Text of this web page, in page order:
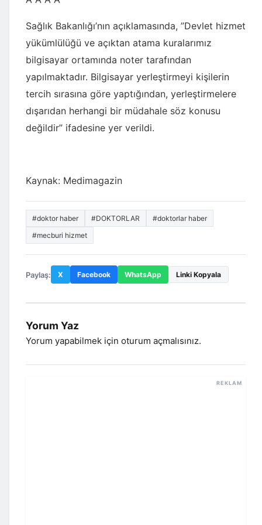
Sağlık Bakanlığı’nın açıklamasında, ”Devlet hizmet
yükümlülüğü ve açıktan atama kuralarımız
bilgisayar ortamında noter tarafından
yapılmaktadır. Bilgisayar yerleştirmeyi kişilerin
tercih sırasına göre yaptığından, yerleştirmelere
dışarıdan herhangi bir müdahale söz konusu
değildir” ifadesine yer verildi.
Kaynak: Medimagazin
#doktor haber #DOKTORLAR
#doktorlar haber
#mecburi hizmet
Paylaş: X Facebook WhatsApp Linki Kopyala
Yorum Yaz
Yorum yapabilmek için oturum açmalısınız.
REKLAM